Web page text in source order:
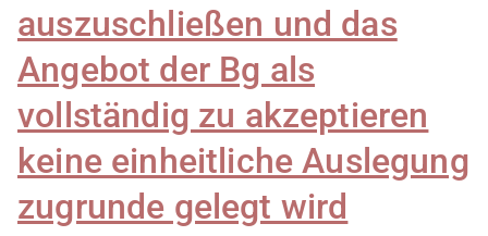
auszuschließen und das
Angebot der Bg als
vollständig zu akzeptieren
keine einheitliche Auslegung
zugrunde gelegt wird